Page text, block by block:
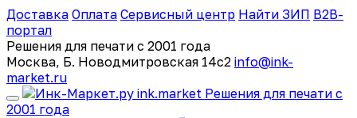
Доставка Оплата Сервисный центр Найти ЗИП B2B-
портал
Решения для печати с 2001 года
Москва, Б. Новодмитровская 14с2 info@ink-
market.ru
ink.market Решения для печати с
2001 года